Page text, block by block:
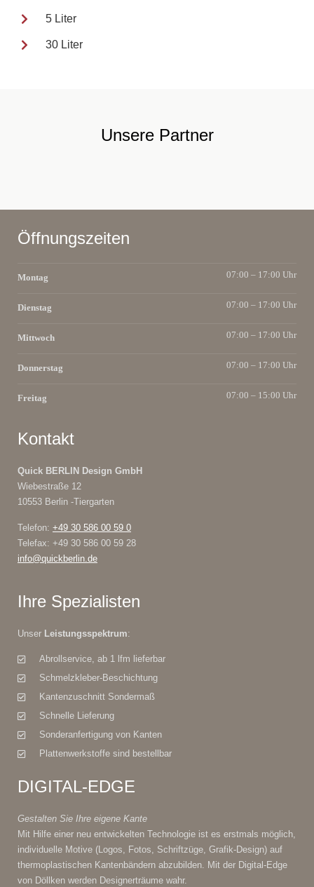
5 Liter
30 Liter
Unsere Partner
Öffnungszeiten
Montag 07:00 – 17:00 Uhr
Dienstag 07:00 – 17:00 Uhr
Mittwoch 07:00 – 17:00 Uhr
Donnerstag 07:00 – 17:00 Uhr
Freitag 07:00 – 15:00 Uhr
Kontakt
Quick BERLIN Design GmbH
Wiebestraße 12
10553 Berlin -Tiergarten
Telefon: +49 30 586 00 59 0
Telefax: +49 30 586 00 59 28
info@quickberlin.de
Ihre Spezialisten
Unser Leistungsspektrum:
Abrollservice, ab 1 lfm lieferbar
Schmelzkleber-Beschichtung
Kantenzuschnitt Sondermaß
Schnelle Lieferung
Sonderanfertigung von Kanten
Plattenwerkstoffe sind bestellbar
DIGITAL-EDGE
Gestalten Sie Ihre eigene Kante
Mit Hilfe einer neu entwickelten Technologie ist es erstmals möglich,
individuelle Motive (Logos, Fotos, Schriftzüge, Grafik-Design) auf
thermoplastischen Kantenbändern abzubilden. Mit der Digital-Edge
von Döllken werden Designerträume wahr.